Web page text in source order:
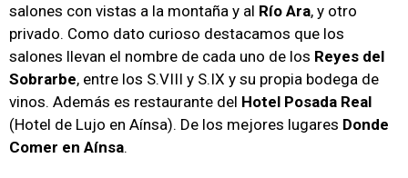
salones con vistas a la montaña y al Río Ara, y otro
privado. Como dato curioso destacamos que los
salones llevan el nombre de cada uno de los Reyes del
Sobrarbe, entre los S.VIII y S.IX y su propia bodega de
vinos. Además es restaurante del Hotel Posada Real
(Hotel de Lujo en Aínsa). De los mejores lugares Donde
Comer en Aínsa.